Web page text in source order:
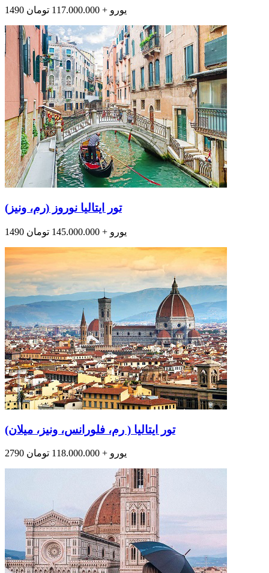
1490 یورو + 117.000.000 تومان
تور ایتالیا نوروز (رم، ونیز)
1490 یورو + 145.000.000 تومان
تور ایتالیا ( رم، فلورانس، ونیز، میلان)
2790 یورو + 118.000.000 تومان